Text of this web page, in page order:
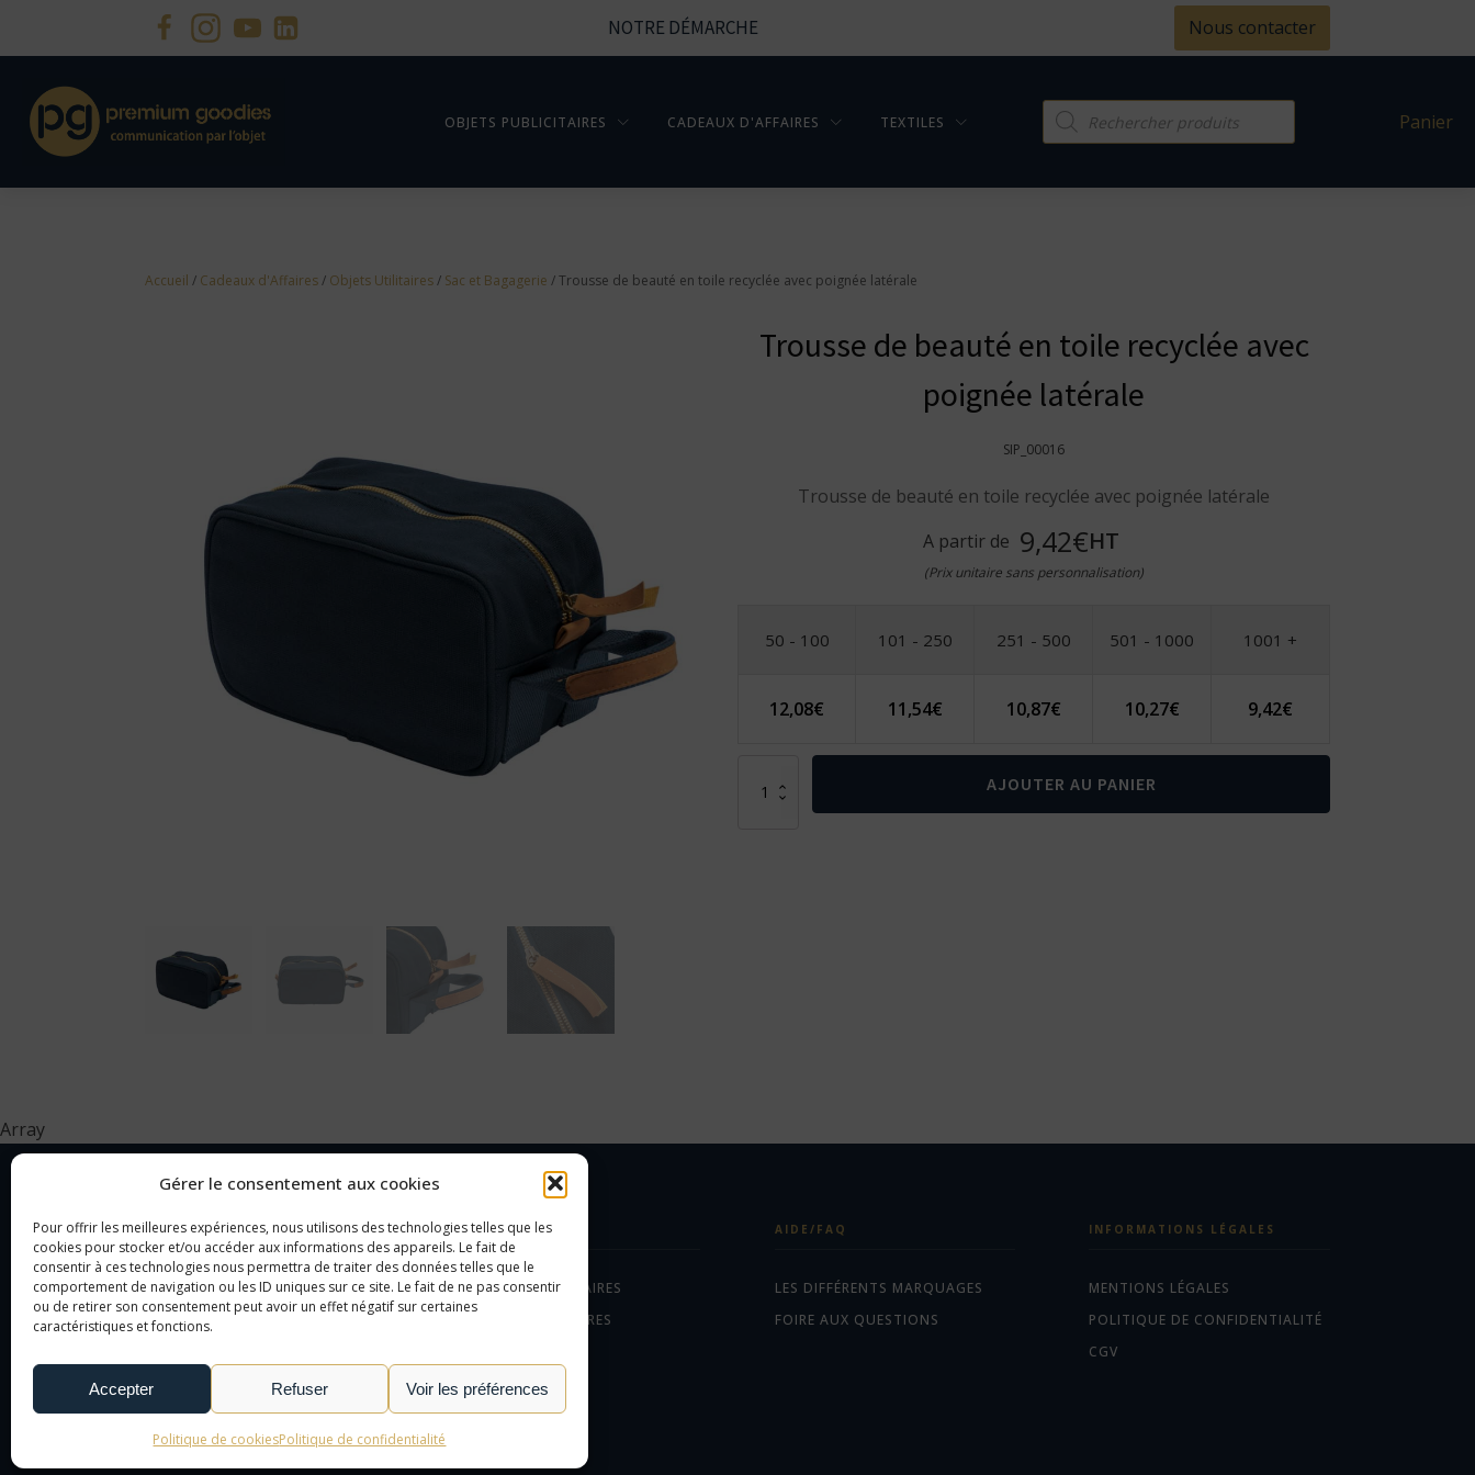
Gérer le consentement aux cookies
Pour offrir les meilleures expériences, nous utilisons des technologies telles que les
cookies pour stocker et/ou accéder aux informations des appareils. Le fait de
consentir à ces technologies nous permettra de traiter des données telles que le
comportement de navigation ou les ID uniques sur ce site. Le fait de ne pas consentir
ou de retirer son consentement peut avoir un effet négatif sur certaines
caractéristiques et fonctions.
Accepter Refuser Voir les préférences
Politique de cookiesPolitique de confidentialité
NOTRE DÉMARCHE Nous contacter
OBJETS PUBLICITAIRES CADEAUX D'AFFAIRES TEXTILES
Recherche
Panier
Accueil / Cadeaux d'Affaires/ Objets Utilitaires/ Sac et Bagagerie / Trousse de beauté en toile recyclée avec poignée latérale
Trousse de beauté en toile recyclée avec
poignée latérale
SIP_00016
Trousse de beauté en toile recyclée avec poignée latérale
A partir de 9,42€HT
(Prix unitaire sans personnalisation)
50 - 100 101 - 250 251 - 500 501 - 1000 1001 +
12,08€ 11,54€ 10,87€ 10,27€ 9,42€
AJOUTER AU PANIER
Array
NOTRE SOCIÉTÉ
NOTRE AGENCE
NOTRE DÉMARCHE
LE MONDE DE L'OBJET
PUBLICITAIRE
CATÉGORIES
OBJETS PUBLICITAIRES
CADEAUX D'AFFAIRES
AIDE/FAQ
LES DIFFÉRENTS MARQUAGES
FOIRE AUX QUESTIONS
INFORMATIONS LÉGALES
MENTIONS LÉGALES
POLITIQUE DE CONFIDENTIALITÉ
CGV